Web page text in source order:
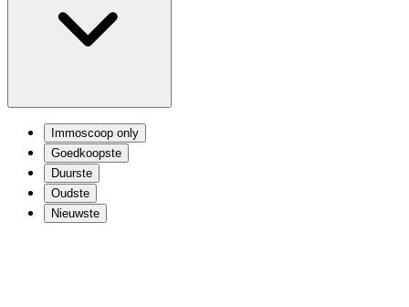
Immoscoop only
Goedkoopste
Duurste
Oudste
Nieuwste